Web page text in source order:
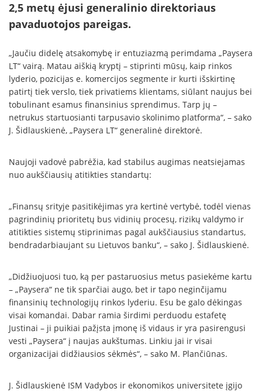
2,5 metų ėjusi generalinio direktoriaus
pavaduotojos pareigas.
„Jaučiu didelę atsakomybę ir entuziazmą perimdama „Paysera
LT“ vairą. Matau aiškią kryptį – stiprinti mūsų, kaip rinkos
lyderio, pozicijas e. komercijos segmente ir kurti išskirtinę
patirtį tiek verslo, tiek privatiems klientams, siūlant naujus bei
tobulinant esamus finansinius sprendimus. Tarp jų –
netrukus startuosianti tarpusavio skolinimo platforma“, – sako
J. Šidlauskienė, „Paysera LT“ generalinė direktorė.
Naujoji vadovė pabrėžia, kad stabilus augimas neatsiejamas
nuo aukščiausių atitikties standartų:
„Finansų srityje pasitikėjimas yra kertinė vertybė, todėl vienas
pagrindinių prioritetų bus vidinių procesų, rizikų valdymo ir
atitikties sistemų stiprinimas pagal aukščiausius standartus,
bendradarbiaujant su Lietuvos banku“, – sako J. Šidlauskienė.
„Didžiuojuosi tuo, ką per pastaruosius metus pasiekėme kartu
– „Paysera“ ne tik sparčiai augo, bet ir tapo neginčijamu
finansinių technologijų rinkos lyderiu. Esu be galo dėkingas
visai komandai. Dabar ramia širdimi perduodu estafetę
Justinai – ji puikiai pažįsta įmonę iš vidaus ir yra pasirengusi
vesti „Paysera“ į naujas aukštumas. Linkiu jai ir visai
organizacijai didžiausios sėkmės“, – sako M. Plančiūnas.
J. Šidlauskienė ISM Vadybos ir ekonomikos universitete įgijo